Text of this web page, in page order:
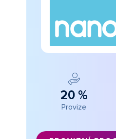
20 %
Provize